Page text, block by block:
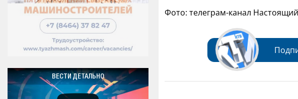
ВЕСТИ ДЕТАЛЬНО
Фото: телеграм-канал